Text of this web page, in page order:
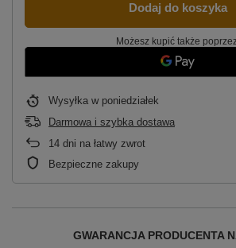
Dodaj do koszyka
Możesz kupić także
Wysyłka w poniedziałek
Darmowa i szybka dostawa
14 dni na łatwy zwrot
Bezpieczne zakupy
GWARANCJA PRODUCENTA